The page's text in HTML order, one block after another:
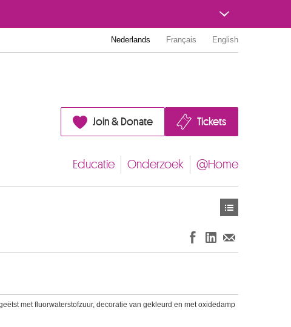
Nederlands Français English
Join & Donate Tickets
Educatie Onderzoek @Home
met fluorwaterstofzuur, decoratie van gekleurd en met oxidedamp